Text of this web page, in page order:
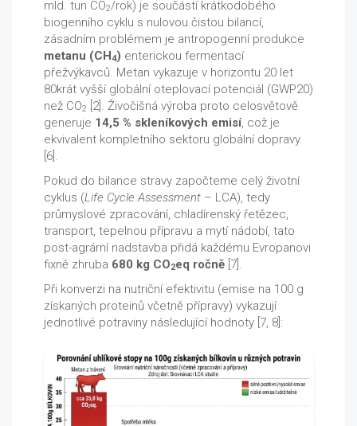
mld. tun CO2/rok) je součástí krátkodobého
biogenního cyklu s nulovou čistou bilancí,
zásadním problémem je antropogenní produkce
metanu (CH4) enterickou fermentací
přežvýkavců. Metan vykazuje v horizontu 20 let
80krát vyšší globální oteplovací potenciál (GWP20)
než CO2
[2]. Živočišná výroba proto celosvětově
generuje 14,5 % skleníkových emisí, což je
ekvivalent kompletního sektoru globální dopravy
[6].
Pokud do bilance stravy započteme celý životní
cyklus (Life Cycle Assessment – LCA), tedy
průmyslové zpracování, chladírenský řetězec,
transport, tepelnou přípravu a mytí nádobí, tato
post-agrární nadstavba přidá každému Evropanovi
fixně zhruba 680 kg CO2eq ročně [7].
Při konverzi na nutriční efektivitu (emise na 100 g
získaných proteinů včetně přípravy) vykazují
jednotlivé potraviny následující hodnoty [7, 8]: